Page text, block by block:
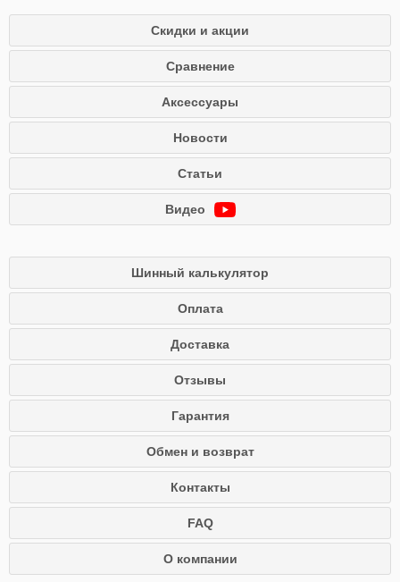
Скидки и акции
Сравнение
Аксессуары
Новости
Статьи
Видео
Шинный калькулятор
Оплата
Доставка
Отзывы
Гарантия
Обмен и возврат
Контакты
FAQ
О компании